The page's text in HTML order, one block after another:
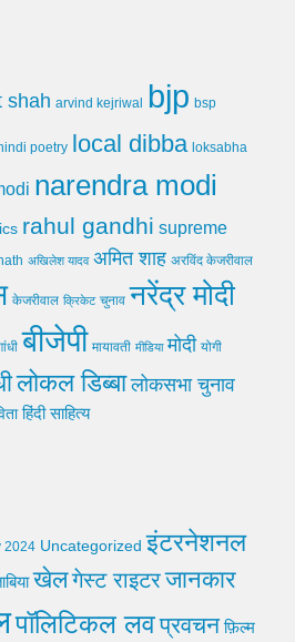
shah arvind kejriwal bjp bsp
hindi poetry local dibba loksabha
narendra modi
rahul gandhi supreme
अखिलेश यादव अमित शाह अरविंद केजरीवाल
केजरीवाल क्रिकेट चुनाव नरेंद्र मोदी
बीजेपी मायावती मीडिया मोदी योगी
लोकल डिब्बा लोकसभा चुनाव
हिंदी साहित्य
2024 Uncategorized इंटरनेशनल
खेलगेस्ट राइटरजानकार
पॉलिटिकल लवप्रवचन फ़िल्म